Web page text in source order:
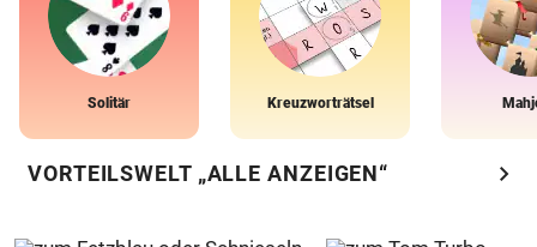
Solitär Kreuzworträtsel
VORTEILSWELT „ALLE ANZEIGEN“ chevron_right